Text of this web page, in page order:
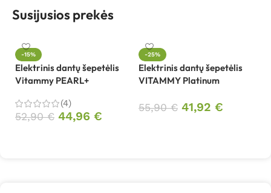
Susijusios prekės
-15%
Elektrinis dantų šepetėlis
Vitammy PEARL+
(4)
52,90€ 44,96 €
-25%
Elektrinis dantų šepetėlis
VITAMMY Platinum
55,90€ 41,92 €